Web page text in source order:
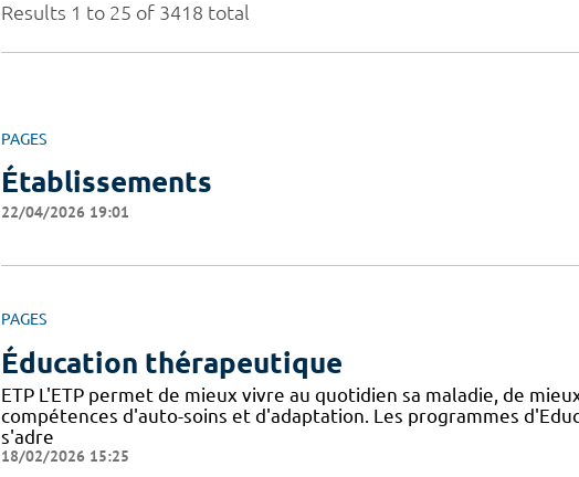
Results 1 to 25 of 3418 total
PAGES
Établissements
22/04/2026 19:01
PAGES
Éducation thérapeutique
ETP L'ETP permet de mieux vivre au quotidien sa maladie, de
compétences d'auto-soins et d'adaptation. Les programmes
s'adre
18/02/2026 15:25